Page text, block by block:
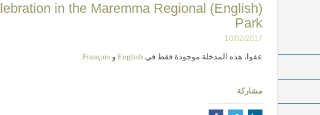
celebration in the Maremma Regional
Park
10/02/2017
عفوا، هذه المدخلة موجودة فقط في English و Français
.
مشاركة